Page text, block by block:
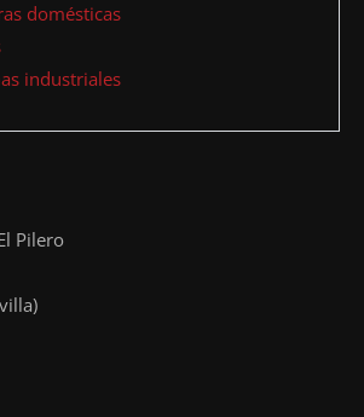
domésticas
industriales
Pilero